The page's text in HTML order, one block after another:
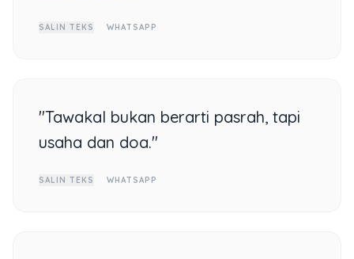
SALIN TEKS WHATSAPP
"Tawakal bukan berarti pasrah, tapi
usaha dan doa."
SALIN TEKS WHATSAPP